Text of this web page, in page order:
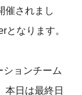
催されまし
なります。
ョンチーム
本日は最終日